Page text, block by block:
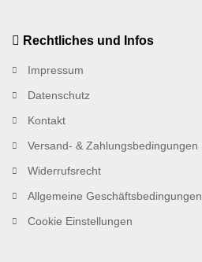
Rechtliches und Infos
Impressum
Datenschutz
Kontakt
Versand- & Zahlungsbedingungen
Widerrufsrecht
Allgemeine Geschäftsbedingungen
Cookie Einstellungen